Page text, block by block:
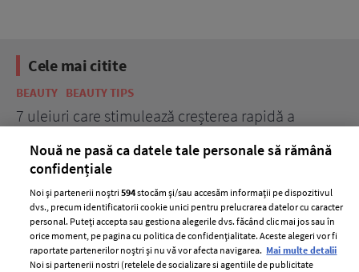
Cele mai citite
BEAUTY BEAUTY TIPS
7 uleiuri care stimulează creșterea rapidă a
Nouă ne pasă ca datele tale personale să rămână
confidențiale
Noi și partenerii noștri594stocăm și/sau accesăm informații pe dispozitivul
dvs., precum identificatorii cookie unici pentru prelucrarea datelor cu caracter
personal. Puteți accepta sau gestiona alegerile dvs. făcând clic mai jos sau în
orice moment, pe pagina cu politica de confidențialitate. Aceste alegeri vor fi
raportate partenerilor noștri și nu vă vor afecta navigarea. Mai multe detalii
Noi si partenerii nostri (retelele de socializare si agentiile de publicitate